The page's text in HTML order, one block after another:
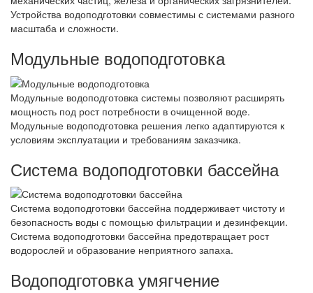
Устройства водоподготовки совместимы с системами разного
масштаба и сложности.
Модульные водоподготовка
Модульные водоподготовка системы позволяют расширять
мощность под рост потребности в очищенной воде.
Модульные водоподготовка решения легко адаптируются к
условиям эксплуатации и требованиям заказчика.
Система водоподготовки бассейна
Система водоподготовки бассейна поддерживает чистоту и
безопасность воды с помощью фильтрации и дезинфекции.
Система водоподготовки бассейна предотвращает рост
водорослей и образование неприятного запаха.
Водоподготовка умягчение